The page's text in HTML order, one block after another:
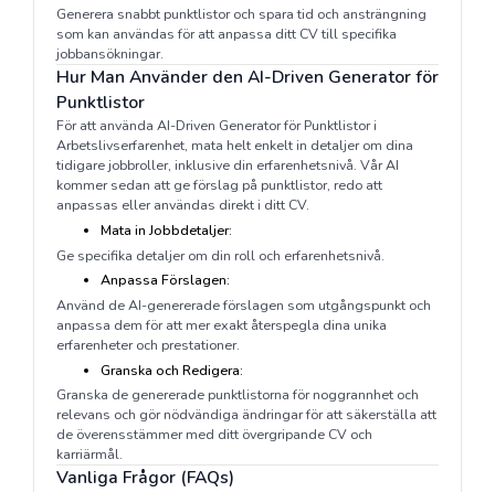
Generera snabbt punktlistor och spara tid och ansträngning
som kan användas för att anpassa ditt CV till specifika
jobbansökningar.
Hur Man Använder den AI-Driven Generator för
Punktlistor
För att använda AI-Driven Generator för Punktlistor i
Arbetslivserfarenhet, mata helt enkelt in detaljer om dina
tidigare jobbroller, inklusive din erfarenhetsnivå. Vår AI
kommer sedan att ge förslag på punktlistor, redo att
anpassas eller användas direkt i ditt CV.
Mata in Jobbdetaljer:
Ge specifika detaljer om din roll och erfarenhetsnivå.
Anpassa Förslagen:
Använd de AI-genererade förslagen som utgångspunkt och
anpassa dem för att mer exakt återspegla dina unika
erfarenheter och prestationer.
Granska och Redigera:
Granska de genererade punktlistorna för noggrannhet och
relevans och gör nödvändiga ändringar för att säkerställa att
de överensstämmer med ditt övergripande CV och
karriärmål.
Vanliga Frågor (FAQs)